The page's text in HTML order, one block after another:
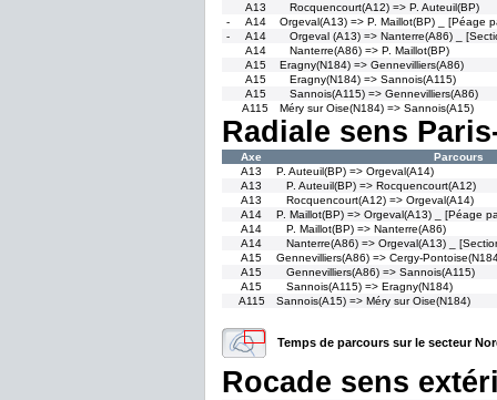
A13
Rocquencourt(A12) => P. Auteuil(BP)
-
A14
Orgeval(A13) => P. Maillot(BP) _ [Péage
-
A14
Orgeval (A13) => Nanterre(A86) _
A14
Nanterre(A86) => P. Maillot(BP)
A15
Eragny(N184) => Gennevilliers(A86)
A15
Eragny(N184) => Sannois(A115)
A15
Sannois(A115) => Gennevilliers(A86)
A115
Méry sur Oise(N184) => Sannois(A15)
Radiale sens
Axe
Parcours
A13
P. Auteuil(BP) => Orgeval(A14)
A13
P. Auteuil(BP) => Rocquencourt(A12)
A13
Rocquencourt(A12) => Orgeval(A14)
A14
P. Maillot(BP) => Orgeval(A13) _ [Péage
A14
P. Maillot(BP) => Nanterre(A86)
A14
Nanterre(A86) => Orgeval(A13) _
A15
Gennevilliers(A86) => Cergy-
A15
Gennevilliers(A86) => Sannois(A115)
A15
Sannois(A115) => Eragny(N184)
A115
Sannois(A15) => Méry sur Oise(N184)
Temps de parcours sur le secteur
Rocade sens